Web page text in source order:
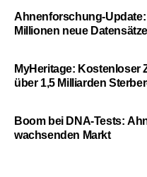
Ahnenforschung-
Millionen neue Datensätze
MyHeritage: Kostenloser
über 1,5 Milliarden
Boom bei DNA-Tests:
wachsenden Markt